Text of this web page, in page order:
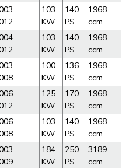
-
103
KW
140
PS
1968
ccm
-
103
KW
140
PS
1968
ccm
-
100
KW
136
PS
1968
ccm
-
125
KW
170
PS
1968
ccm
-
103
KW
140
PS
1968
ccm
-
184
KW
250
PS
3189
ccm